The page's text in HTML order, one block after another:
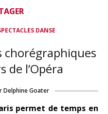
DANSE
de l’Opéra
Delphine Goater
permet de temps en